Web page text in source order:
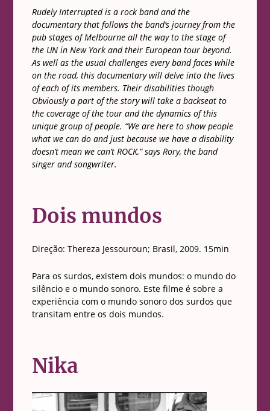
Rudely Interrupted is a rock band and the
documentary that follows the band’s journey from the
pub stages of Melbourne all the way to the stage of
the UN in New York and their European tour beyond.
As well as the usual challenges every band faces while
on the road, this documentary will delve into the lives
of each of its members. Their disabilities though
Obviously a part of the story will take a backseat to
the coverage of the tour and the dynamics of this
unique group of people. “We are here to show people
what we can do and just because we have a disability
doesn’t mean we can’t ROCK,” says Rory, the band
singer and songwriter.
Dois mundos
Direção: Thereza Jessouroun; Brasil, 2009. 15min
Para os surdos, existem dois mundos: o mundo do
silêncio e o mundo sonoro. Este filme é sobre a
experiência com o mundo sonoro dos surdos que
transitam entre os dois mundos.
Nika